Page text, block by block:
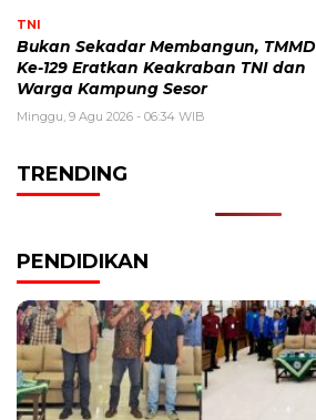
TNI
Bukan Sekadar Membangun, TMMD
Ke-129 Eratkan Keakraban TNI dan
Warga Kampung Sesor
Minggu, 9 Agu 2026 - 06:34 WIB
TRENDING
PENDIDIKAN